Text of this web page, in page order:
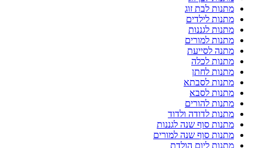
מתנות לבת זוג
מתנות לילדים
מתנות לגננות
מתנות למורים
מתנה לסייעת
מתנות לכלה
מתנות לחתן
מתנות לסבתא
מתנות לסבא
מתנות להורים
מתנות לדודה ולדוד
מתנות סוף שנה לגננות
מתנות סוף שנה למורים
מתנות ליום הולדת